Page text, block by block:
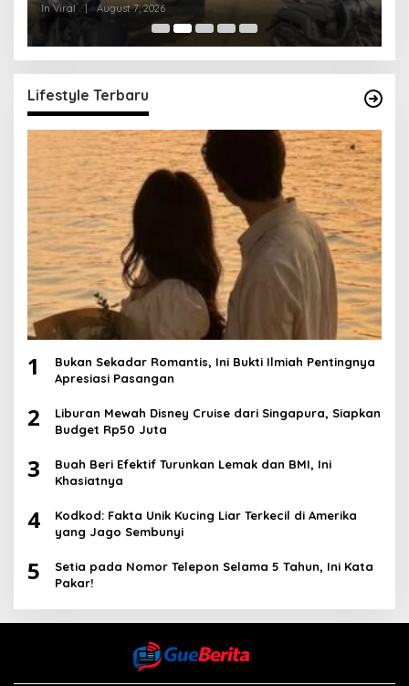
In Viral | August 7, 2026
Lifestyle Terbaru
1
Bukan Sekadar Romantis, Ini Bukti Ilmiah Pentingnya
Apresiasi Pasangan
2
Liburan Mewah Disney Cruise dari Singapura, Siapkan
Budget Rp50 Juta
3
Buah Beri Efektif Turunkan Lemak dan BMI, Ini
Khasiatnya
4
Kodkod: Fakta Unik Kucing Liar Terkecil di Amerika
yang Jago Sembunyi
5
Setia pada Nomor Telepon Selama 5 Tahun, Ini Kata
Pakar!